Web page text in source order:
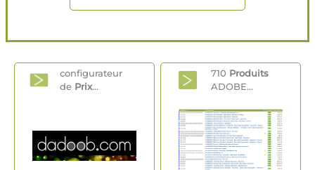
configurateur
de Prix...
710 Produits
ADOBE...